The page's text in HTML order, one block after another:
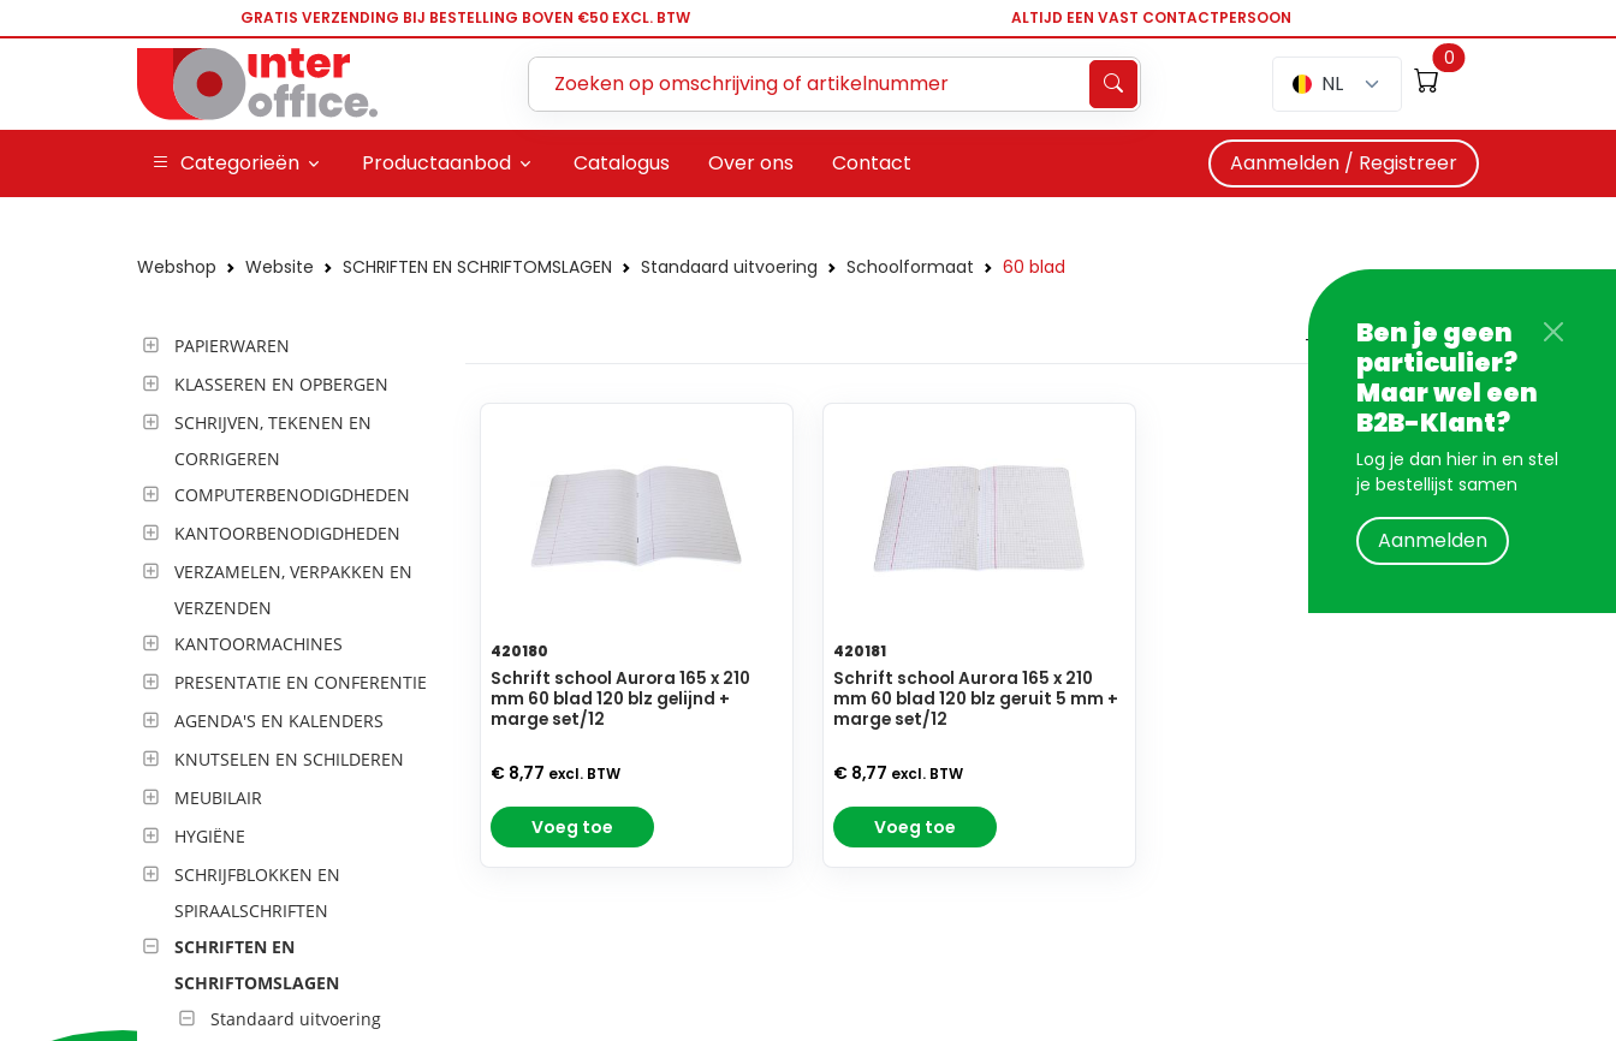
GRATIS VERZENDING BIJ BESTELLING BOVEN €50 EXCL. BTW ALTIJD EEN VAST CONTACTPERSOON
NL
0
Categorieën Productaanbod Catalogus Over ons Contact Aanmelden / Registreer
Ben je geen
particulier?
Maar wel een
B2B-Klant?
Log je dan hier in en stel
je bestellijst samen
Aanmelden
Webshop Website SCHRIFTEN EN SCHRIFTOMSLAGEN Standaard uitvoering Schoolformaat 60 blad
PAPIERWAREN
KLASSEREN EN OPBERGEN
SCHRIJVEN, TEKENEN EN
CORRIGEREN
COMPUTERBENODIGDHEDEN
KANTOORBENODIGDHEDEN
VERZAMELEN, VERPAKKEN EN
VERZENDEN
KANTOORMACHINES
PRESENTATIE EN CONFERENTIE
AGENDA'S EN KALENDERS
KNUTSELEN EN SCHILDEREN
MEUBILAIR
HYGIËNE
SCHRIJFBLOKKEN EN
SPIRAALSCHRIFTEN
SCHRIFTEN EN
SCHRIFTOMSLAGEN
Standaard uitvoering
420180
Schrift school Aurora 165 x 210
mm 60 blad 120 blz gelijnd +
marge set/12
€ 8,77 excl. BTW
Voeg toe
420181
Schrift school Aurora 165 x 210
mm 60 blad 120 blz geruit 5 mm +
marge set/12
€ 8,77 excl. BTW
Voeg toe